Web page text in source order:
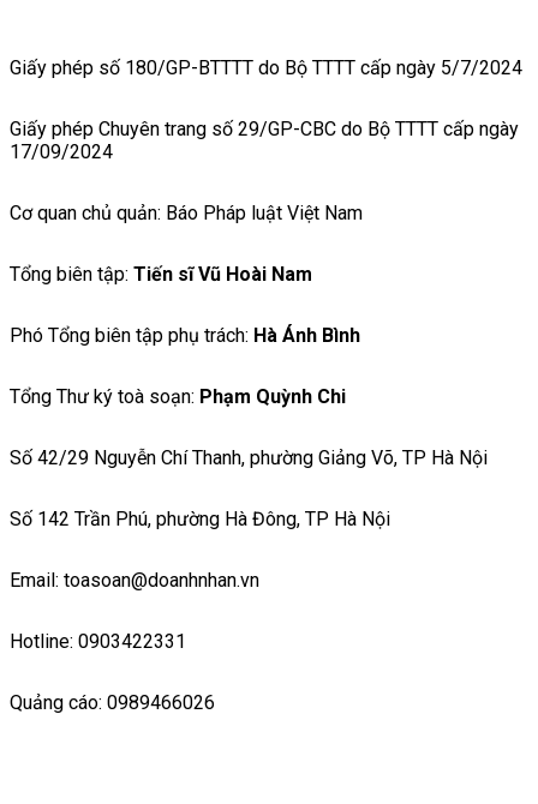
Giấy phép số 180/GP-BTTTT do Bộ TTTT cấp ngày 5/7/2024
Giấy phép Chuyên trang số 29/GP-CBC do Bộ TTTT cấp ngày
17/09/2024
Cơ quan chủ quản: Báo Pháp luật Việt Nam
Tổng biên tập: Tiến sĩ Vũ Hoài Nam
Phó Tổng biên tập phụ trách: Hà Ánh Bình
Tổng Thư ký toà soạn: Phạm Quỳnh Chi
Số 42/29 Nguyễn Chí Thanh, phường Giảng Võ, TP Hà Nội
Số 142 Trần Phú, phường Hà Đông, TP Hà Nội
Email: toasoan@doanhnhan.vn
Hotline: 0903422331
Quảng cáo: 0989466026